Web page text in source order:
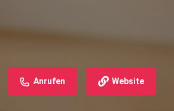
Anrufen Website